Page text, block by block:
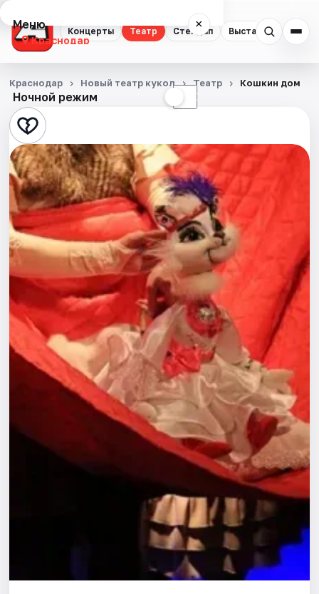
Концерты Театр Стендап Выставки
Меню ×
Краснодар
Концерты
Театр
Стендап
Выставки
Квесты
Экскурсии
Спорт
События
Города
Площадки
Рейтинги
Ночной режим ☾
Краснодар Новый театр кукол Театр Кошкин дом